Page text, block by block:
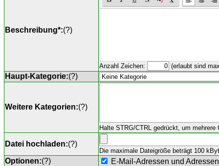
Beschreibung*:(?)
Anzahl Zeichen: (erlaubt sind
Haupt-Kategorie:(?)
Weitere Kategorien:(?)
Halte STRG/CTRL gedrückt, um mehrere
Datei hochladen:(?)
Die maximale Dateigröße beträgt 100
Optionen:(?) E-Mail-Adressen und